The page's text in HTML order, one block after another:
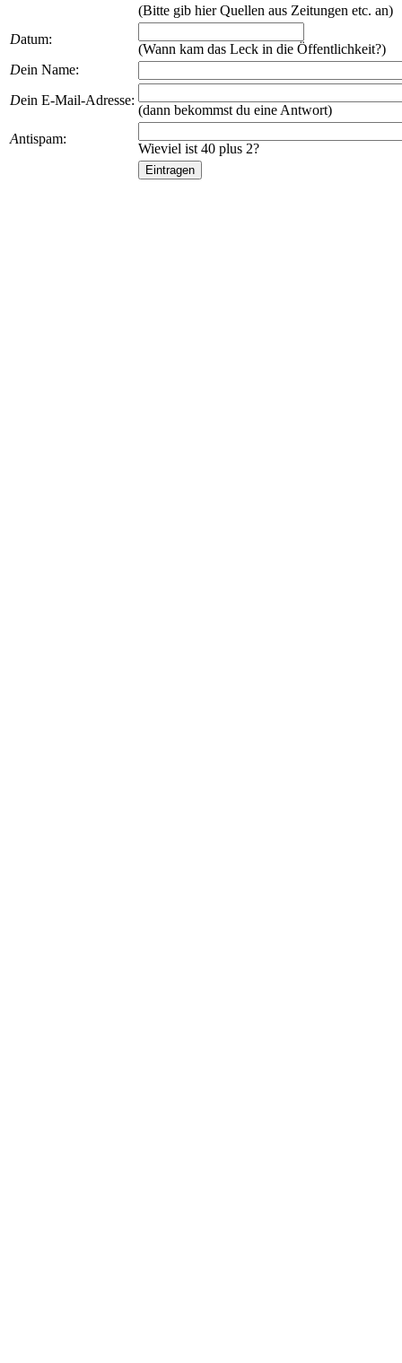
(Bitte gib hier Quellen aus Zeitungen etc. an)
Datum:
(Wann kam das Leck in die Öffentlichkeit?)
Dein Name:
Dein E-Mail-Adresse:
(dann bekommst du eine Antwort)
Antispam:
Wieviel ist 40 plus 2?